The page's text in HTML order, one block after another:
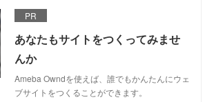
PR
あなたもサイトをつくってみませ
んか
Ameba Owndを使えば、誰でもかんたんにウェ
ブサイトをつくることができます。